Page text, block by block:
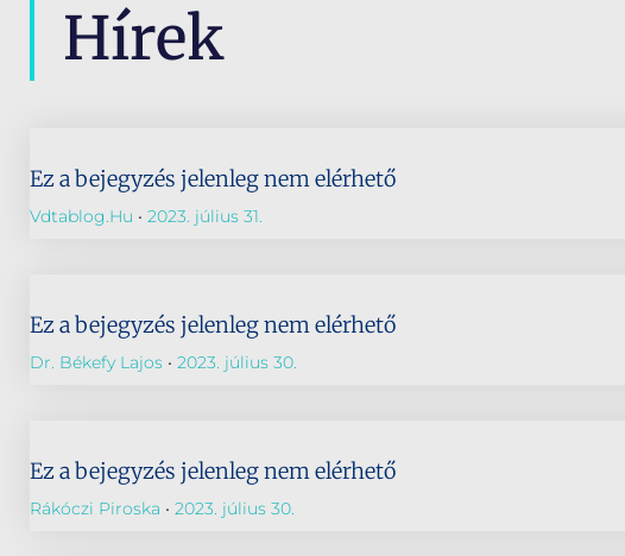
Hírek
Ez a bejegyzés jelenleg nem elérhető
Vdtablog.hu 2023. július 31.
Ez a bejegyzés jelenleg nem elérhető
Dr. Békefy Lajos 2023. július 30.
Ez a bejegyzés jelenleg nem elérhető
Rákóczi Piroska 2023. július 30.